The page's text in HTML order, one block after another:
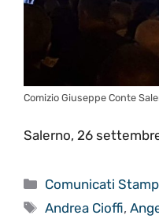
Comizio Giuseppe Conte
Salerno, 26
Categorie
Comunicati
Tag
Andrea Cioffi,